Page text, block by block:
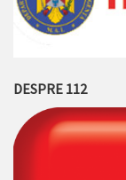
DESPRE 112